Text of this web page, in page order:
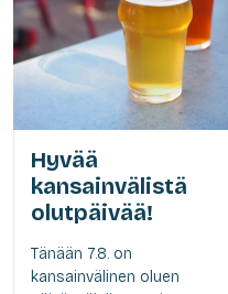
Hyvää
kansainvälistä
olutpäivää!
Tänään 7.8. on
kansainvälinen oluen